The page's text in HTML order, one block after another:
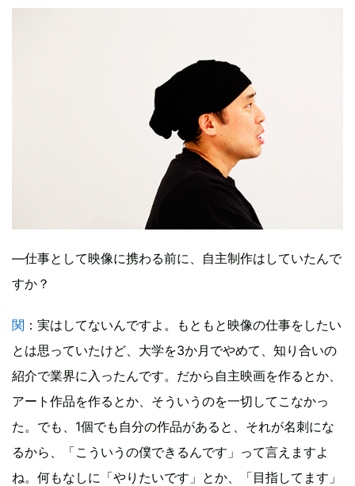
―仕事として映像に携わる前に、自主制作はしていたんで
すか？
関 ：実はしてないんですよ。もともと映像の仕事をしたい
とは思っていたけど、大学を3か月でやめて、知り合いの
紹介で業界に入ったんです。だから自主映画を作るとか、
アート作品を作るとか、そういうのを一切してこなかっ
た。でも、1個でも自分の作品があると、それが名刺にな
るから、「こういうの僕できるんです」って言えますよ
ね。何もなしに「やりたいです」とか、「目指してます」